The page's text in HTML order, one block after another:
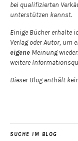
bei qualifizierten
unterstützen kannst.
Einige Bücher erhalte
Verlag oder Autor, um
eigene Meinung
weitere
Dieser Blog enthält
SUCHE IM BLOG